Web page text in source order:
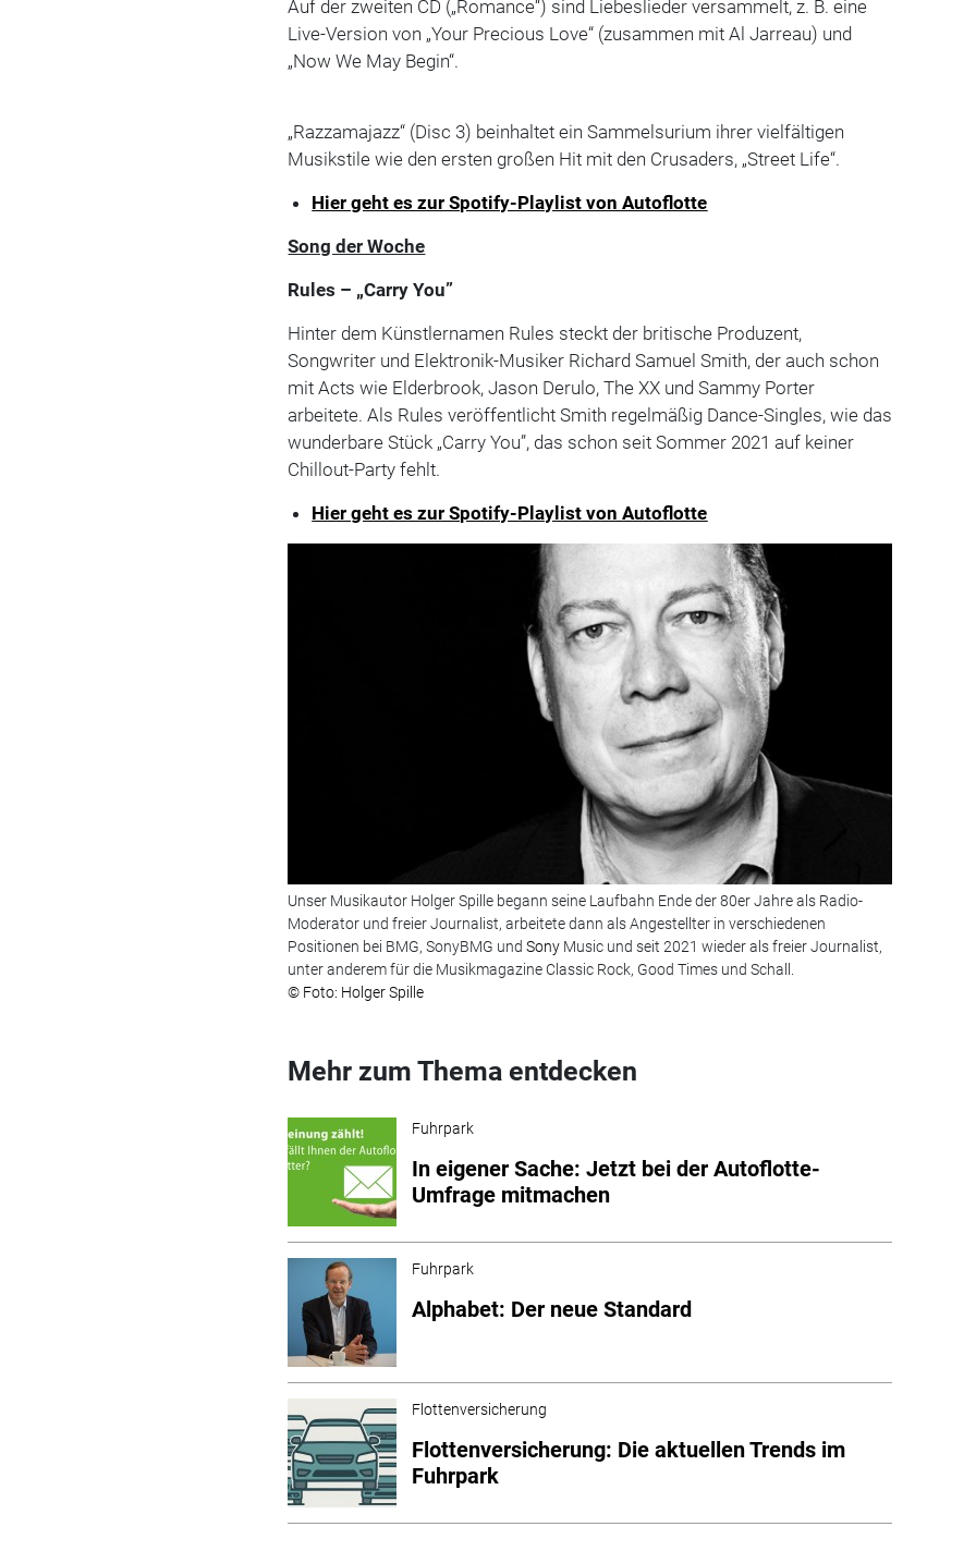
Auf der zweiten CD („Romance“) sind Liebeslieder versammelt, z. B. eine
Live-Version von „Your Precious Love“ (zusammen mit Al Jarreau) und
„Now We May Begin“.
„Razzamajazz“ (Disc 3) beinhaltet ein Sammelsurium ihrer vielfältigen
Musikstile wie den ersten großen Hit mit den Crusaders, „Street Life“.
Hier geht es zur Spotify-Playlist von Autoflotte
Song der Woche
Rules – „Carry You”
Hinter dem Künstlernamen Rules steckt der britische Produzent,
Songwriter und Elektronik-Musiker Richard Samuel Smith, der auch schon
mit Acts wie Elderbrook, Jason Derulo, The XX und Sammy Porter
arbeitete. Als Rules veröffentlicht Smith regelmäßig Dance-Singles, wie das
wunderbare Stück „Carry You”, das schon seit Sommer 2021 auf keiner
Chillout-Party fehlt.
Hier geht es zur Spotify-Playlist von Autoflotte
Unser Musikautor Holger Spille begann seine Laufbahn Ende der 80er Jahre als Radio-
Moderator und freier Journalist, arbeitete dann als Angestellter in verschiedenen
Positionen bei BMG, SonyBMG undSony Music und seit 2021 wieder als freier Journalist,
unter anderem für die Musikmagazine Classic Rock, Good Times und Schall.
© Foto: Holger Spille
Mehr zum Thema entdecken
Fuhrpark
In eigener Sache: Jetzt bei der Autoflotte-
Umfrage mitmachen
Fuhrpark
Alphabet: Der neue Standard
Flottenversicherung
Flottenversicherung: Die aktuellen Trends im
Fuhrpark